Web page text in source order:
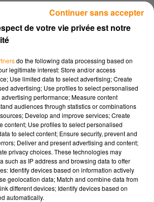
:
d’Aussillon organise un grand
le samedi 8 février à la salle polyvalente
repas convivial à midi, suivi
d’un karaoké et d’une tombola. Les
seront intégralement reversés au
déjà mobilisé pour venir en aide
avec un ticket de tombola inclus), les
déguster un menu complet composé
de canard, pommes de terre à la
de votre vie privée est notre
do the following data processing based on
legitimate interest: Store and/or access
Use limited data to select advertising; Create
advertising; Use profiles to select personalised
performance; Measure content
audiences through statistics or combinations
Develop and improve services; Create
content; Use profiles to select personalised
to select content; Ensure security, prevent and
Deliver and present advertising and content;
privacy choices. These technologies may
such as IP address and browsing data to offer
Identify devices based on information actively
geolocation data; Match and combine data from
different devices; Identify devices based on
automatically.
Continuer sans accepter